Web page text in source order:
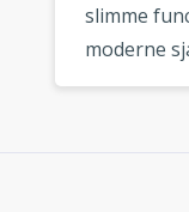
slimme
moderne